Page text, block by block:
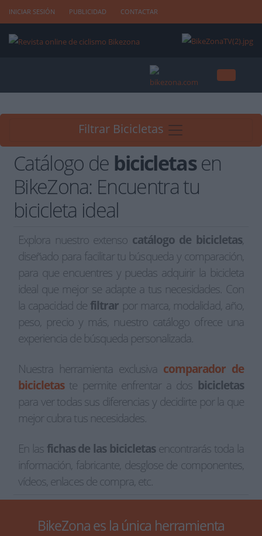
INICIAR SESIÓN PUBLICIDAD CONTACTAR
Filtrar Bicicletas
Catálogo de bicicletasen
BikeZona: Encuentra tu
bicicleta ideal
Explora nuestro extenso catálogo de bicicletas,
diseñado para facilitar tu búsqueda y comparación,
para que encuentres y puedas adquirir la bicicleta
ideal que mejor se adapte a tus necesidades. Con
la capacidad de filtrar por marca, modalidad, año,
peso, precio y más, nuestro catálogo ofrece una
experiencia de búsqueda personalizada.
Nuestra herramienta exclusiva comparador de
bicicletaste permite enfrentar a dos bicicletas
para ver todas sus diferencias y decidirte por la que
mejor cubra tus necesidades.
En las fichas de las bicicletasencontrarás toda la
información, fabricante, desglose de componentes,
vídeos, enlaces de compra, etc.
BikeZona es la única herramienta